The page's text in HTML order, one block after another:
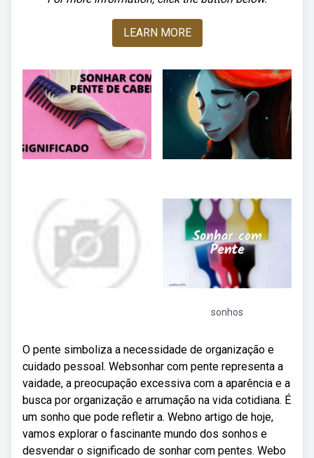
LEARN MORE
sonhos
O pente simboliza a necessidade de organização e
cuidado pessoal. Websonhar com pente representa a
vaidade, a preocupação excessiva com a aparência e a
busca por organização e arrumação na vida cotidiana. É
um sonho que pode refletir a. Webno artigo de hoje,
vamos explorar o fascinante mundo dos sonhos e
desvendar o significado de sonhar com pentes. Webo